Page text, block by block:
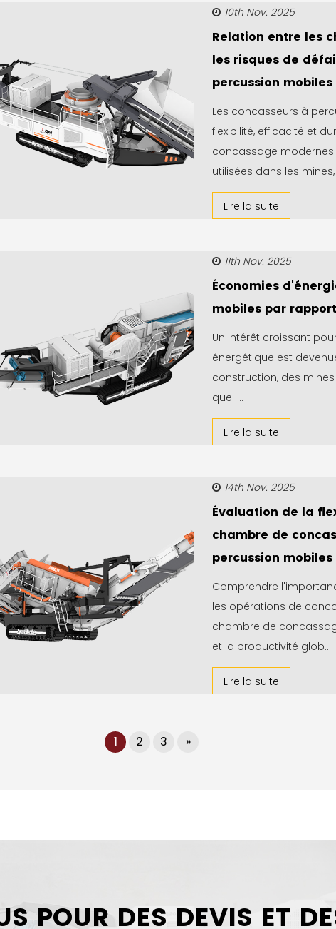
10th Nov. 2025
Relation entre les
les risques de
percussion mobiles
Les concasseurs à
flexibilité, efficacité et
concassage
utilisées dans les mines,
Lire la suite
11th Nov. 2025
Économies
mobiles par
Un intérêt croissant
énergétique est
construction, des
que l...
Lire la suite
14th Nov. 2025
Évaluation de la
chambre de
percussion mobiles
Comprendre
les opérations de
chambre de
et la productivité glob...
Lire la suite
1 2 3 »
POUR DES DEVIS ET